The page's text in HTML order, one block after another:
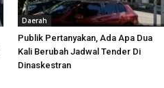
Daerah
Publik Pertanyakan, Ada Apa Dua
Kali Berubah Jadwal Tender Di
Dinaskestran